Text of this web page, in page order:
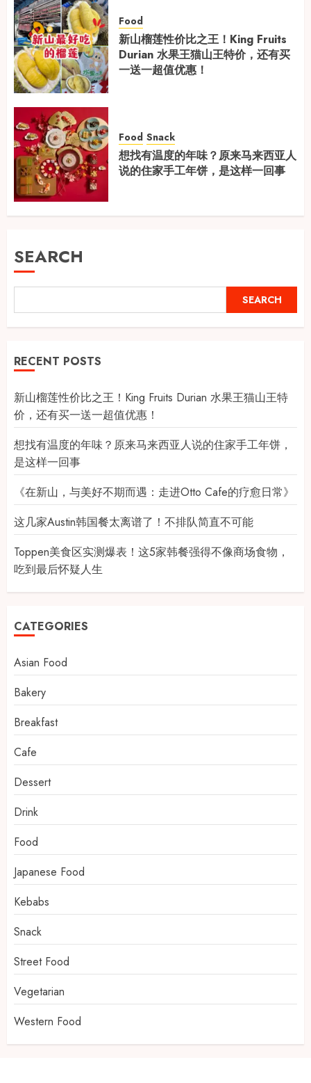
Food
新山榴莲性价比之王！King Fruits
Durian 水果王猫山王特价，还有买
一送一超值优惠！
Food Snack
想找有温度的年味？原来马来西亚人
说的住家手工年饼，是这样一回事
SEARCH
SEARCH
RECENT POSTS
新山榴莲性价比之王！King Fruits Durian 水果王猫山王特
价，还有买一送一超值优惠！
想找有温度的年味？原来马来西亚人说的住家手工年饼，
是这样一回事
《在新山，与美好不期而遇：走进Otto Cafe的疗愈日常》
这几家Austin韩国餐太离谱了！不排队简直不可能
Toppen美食区实测爆表！这5家韩餐强得不像商场食物，
吃到最后怀疑人生
CATEGORIES
Asian Food
Bakery
Breakfast
Cafe
Dessert
Drink
Food
Japanese Food
Kebabs
Snack
Street Food
Vegetarian
Western Food